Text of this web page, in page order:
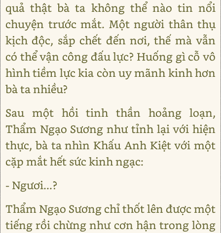
quả thật bà ta không thể nào tin nổi
chuyện trước mắt. Một người thân thụ
kịch độc, sắp chết đến nơi, thế mà vẫn
có thể vận công đấu lực? Huống gì cỗ vô
hình tiềm lực kia còn uy mãnh kinh hơn
bà ta nhiều?
Sau một hồi tinh thần hoảng loạn,
Thẩm Ngạo Sương như tỉnh lại với hiện
thực, bà ta nhìn Khấu Anh Kiệt với một
cặp mắt hết sức kinh ngạc:
- Ngươi...?
Thẩm Ngạo Sương chỉ thốt lên được một
tiếng rồi chừng như cơn hận trong lòng